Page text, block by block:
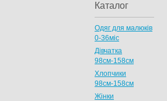
Каталог
Одяг для малюків
0-36міс
Дівчатка
98cм-158см
Хлопчики
98см-158см
Жінки